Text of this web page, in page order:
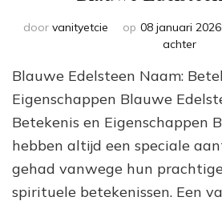
door vanityetcie op 08 januari 2026
achterop
de
van
de
Blauwe Edelsteen Naam:
Eigenschappen Blauwe
Betekenis en Eigenschappen
hebben altijd een speciale
gehad vanwege hun
spirituele betekenissen. Een